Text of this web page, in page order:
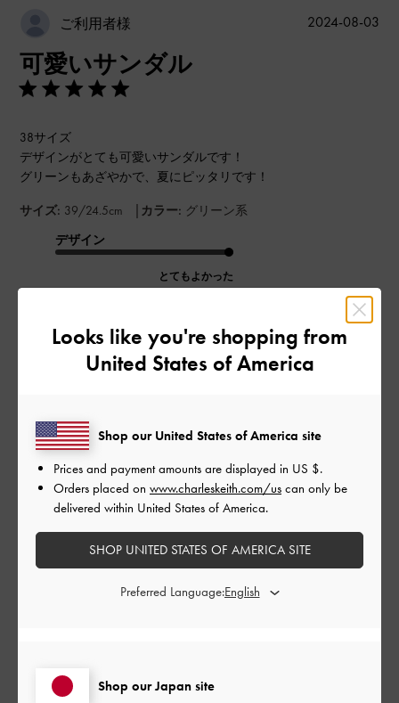
ご利用者様
可愛いサンダル
38サイズ
デザインがとても可愛いサンダルです！
グリーンもあざやかで、夏にピッタリです！
サイズ: 39/24.5cm | カラー: グリーン系
デザイン
とてもよかった
公
2024-08-03
ご利用者様
グミみたいなバンドがキュー
見た目がタイプのデザインでしたので、購入。ジャストサイズ
2024-07-27
Looks like you're shopping from
United States of America
Shop our Japan site
Shop our United States of America site
Prices and payment amounts are displayed in US $.
Orders placed on www.charleskeith.com/us can only be
delivered within United States of America.
SHOP UNITED STATES OF AMERICA SITE
Preferred Language: